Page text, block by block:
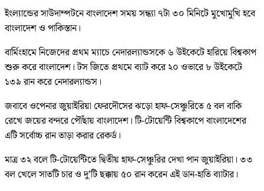
ইংল্যান্ডের সাউদাম্পটনে বাংলাদেশ সময় সন্ধ্যা ৭টা ৩০ মিনিটে মুখোমুখি হবে
বাংলাদেশ ও পাকিস্তান।
বার্মিংহামে নিজেদের প্রথম ম্যাচে নেদারল্যান্ডসকে ৬ উইকেটে হারিয়ে বিশ্বকাপ
শুরু করে বাংলাদেশ। টস জিতে প্রথমে ব্যাট করে ২০ ওভারে ৮ উইকেটে
১৩৯ রান করে নেদারল্যান্ডস।
জবাবে ওপেনার জুয়াইরিয়া ফেরদৌসের ঝড়ো হাফ-সেঞ্চুরিতে ৫ বল বাকি
রেখে জয়ের বন্দরে পৌঁছায় বাংলাদেশ। টি-টোয়েন্টি বিশ্বকাপে বাংলাদেশের
এটি সর্বোচ্চ রান তাড়া করার রেকর্ড।
মাত্র ৩২ বলে টি-টোয়েন্টিতে দ্বিতীয় হাফ-সেঞ্চুরির দেখা পান জুয়াইরিয়া। ৩৩
বল খেলে সাতটি চার ও দু’টি ছক্কায় ৫০ রান করেন এই ডান-হাতি ব্যাটার।